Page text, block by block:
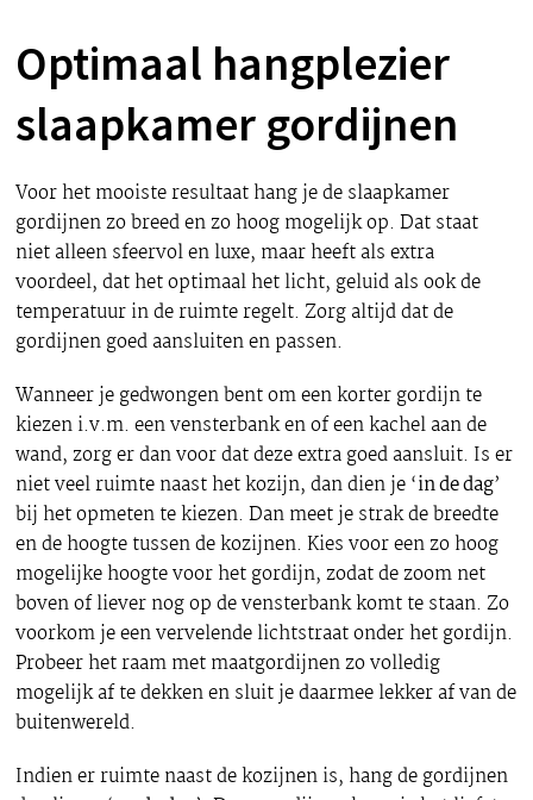
Optimaal hangplezier
slaapkamer gordijnen
Voor het mooiste resultaat hang je de slaapkamer
gordijnen zo breed en zo hoog mogelijk op. Dat staat
niet alleen sfeervol en luxe, maar heeft als extra
voordeel, dat het optimaal het licht, geluid als ook de
temperatuur in de ruimte regelt. Zorg altijd dat de
gordijnen goed aansluiten en passen.
Wanneer je gedwongen bent om een korter gordijn te
kiezen i.v.m. een vensterbank en of een kachel aan de
wand, zorg er dan voor dat deze extra goed aansluit. Is er
niet veel ruimte naast het kozijn, dan dien je ‘in de dag’
bij het opmeten te kiezen. Dan meet je strak de breedte
en de hoogte tussen de kozijnen. Kies voor een zo hoog
mogelijke hoogte voor het gordijn, zodat de zoom net
boven of liever nog op de vensterbank komt te staan. Zo
voorkom je een vervelende lichtstraat onder het gordijn.
Probeer het raam met maatgordijnen zo volledig
mogelijk af te dekken en sluit je daarmee lekker af van de
buitenwereld.
Indien er ruimte naast de kozijnen is, hang de gordijnen